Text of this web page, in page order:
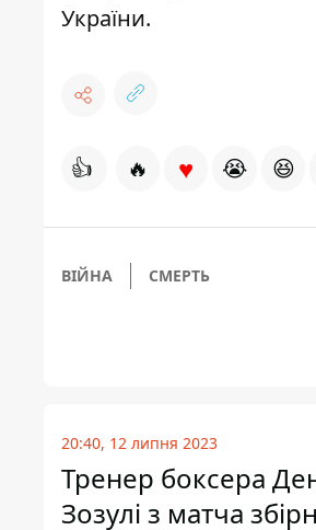
України.
👍 🔥 ♥ 😭 😆
ВІЙНА СМЕРТЬ
20:40, 12 липня 2023
Тренер боксера
Зозулі з матча